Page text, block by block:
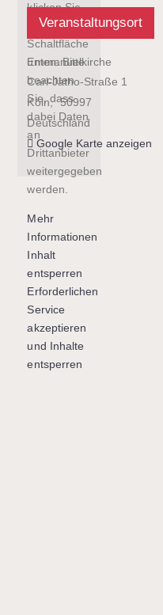
Veranstaltungsort
Emmanuelkirche
Carl-Jatho-Straße 1
Köln,
50997
Deutschland
Google Karte anzeigen
klicken Sie
auf die
Schaltfläche
unten. Bitte
beachten
Sie, dass
dabei Daten
an
Drittanbieter
weitergegeben
werden.
Mehr
Informationen
Inhalt
entsperren
Erforderlichen
Service
akzeptieren
und Inhalte
entsperren